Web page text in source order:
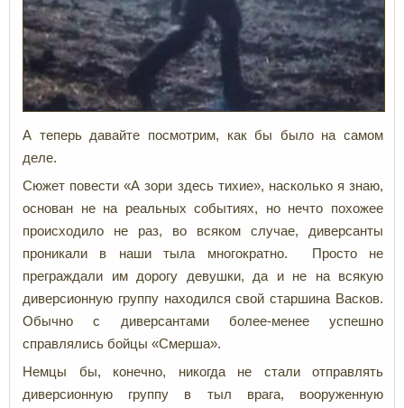
А теперь давайте посмотрим, как бы было на самом
деле.
Сюжет повести «А зори здесь тихие», насколько я знаю,
основан не на реальных событиях, но нечто похожее
происходило не раз, во всяком случае, диверсанты
проникали в наши тыла многократно. Просто не
преграждали им дорогу девушки, да и не на всякую
диверсионную группу находился свой старшина Васков.
Обычно с диверсантами более-менее успешно
справлялись бойцы «Смерша».
Немцы бы, конечно, никогда не стали отправлять
диверсионную группу в тыл врага, вооруженную